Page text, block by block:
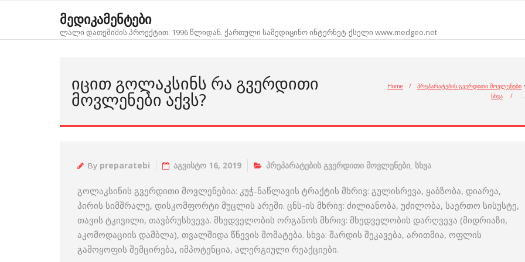
მედიკამენტები
ლალი დათეშიძის პროექტით. 1996 წლიდან. ქართული სამედიცინო ინტერნეტ-ქსელი www.medgeo.net
ᲘᲪᲘᲗ ᲒᲝᲚᲐᲙᲡᲘᲜᲡ ᲠᲐ ᲒᲕᲔᲠᲓᲘᲗᲘ
ᲛᲝᲕᲚᲔᲜᲔᲑᲘ ᲐᲥᲕᲡ?
Home / პრეპარატების გვერდითი მოვლენები •
სხვა
/ …
By preparatebi აგვისტო 16, 2019 პრეპარატების გვერდითი მოვლენები, სხვა
გოლაკსინის გვერდითი მოვლენებია: კუჭ-ნაწლავის ტრაქტის მხრივ: გულისრევა, ყაბზობა, დიარეა,
პირის სიმშრალე, დისკომფორტი მუცლის არეში. ცნს-ის მხრივ: ძილიანობა, უძილობა, საერთო სისუსტე,
თავის ტკივილი, თავბრუსხვევა. მხედველობის ორგანოს მხრივ: მხედველობის დარღვევა (მიდრიაზი,
აკომოდაციის დამბლა), თვალშიდა წნევის მომატება. სხვა: შარდის შეკავება, არითმია, ოფლის
გამოყოფის შემცირება, იმპოტენცია, ალერგიული რეაქციები.